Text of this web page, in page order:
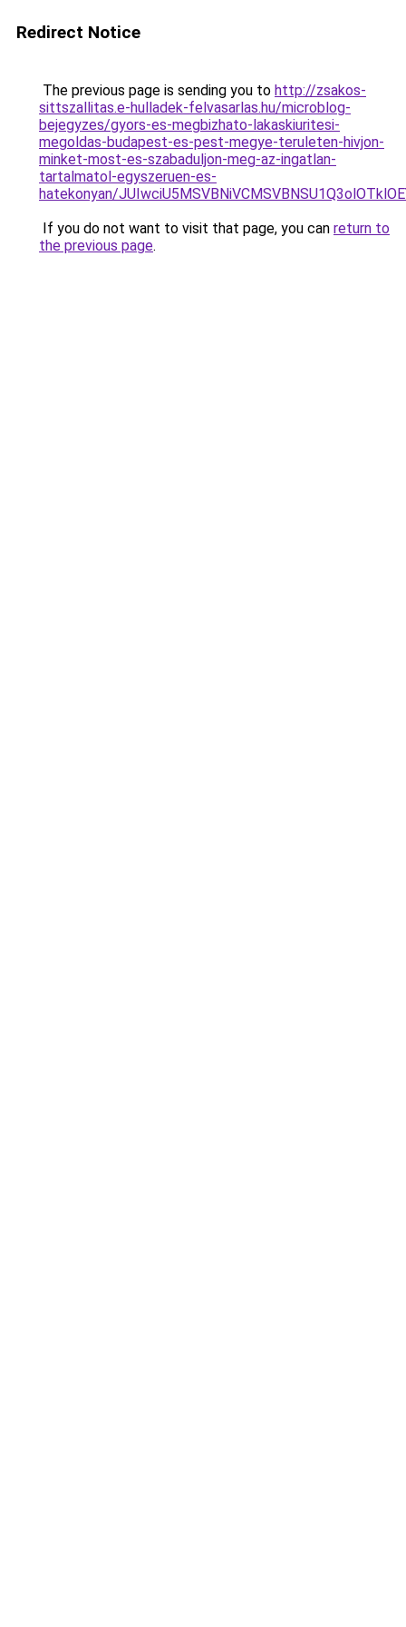
Redirect Notice
The previous page is sending you to http://zsakos-
sittszallitas.e-hulladek-felvasarlas.hu/microblog-
bejegyzes/gyors-es-megbizhato-lakaskiuritesi-
megoldas-budapest-es-pest-megye-teruleten-hivjon-
minket-most-es-szabaduljon-meg-az-ingatlan-
tartalmatol-egyszeruen-es-
hatekonyan/
If you do not want to visit that page, you can return to
the previous page.